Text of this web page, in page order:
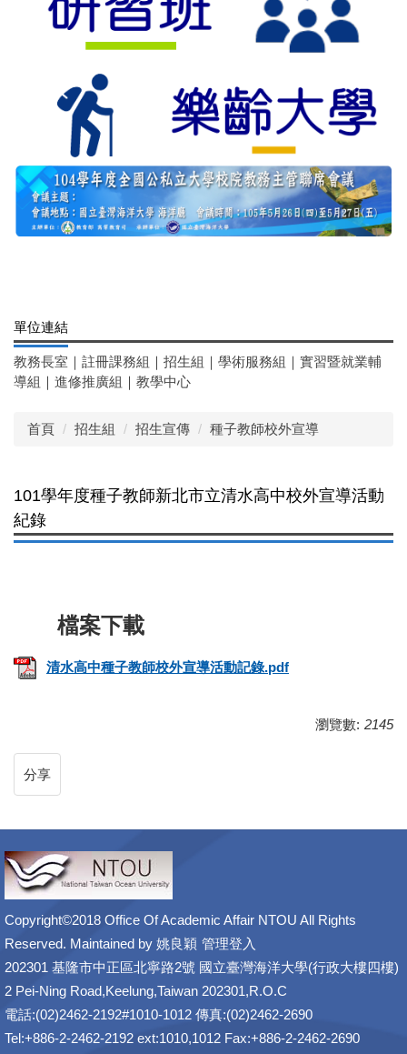
單位連結
教務長室 ｜ 註冊課務組 ｜ 招生組 ｜ 學術服務組 ｜ 實習暨就業輔
導組 ｜ 進修推廣組 ｜ 教學中心
首頁 招生組 招生宣傳 種子教師校外宣導
101學年度種子教師新北市立清水高中校外宣導活動
紀錄
清水高中種子教師校外宣導活動記錄.pdf
瀏覽數: 2145
分享
Copyright©2018 Office Of Academic Affair NTOU All Rights
Reserved. Maintained by 姚良穎 管理登入
202301 基隆市中正區北寧路2號 國立臺灣海洋大學(行政大樓四樓)
2 Pei-Ning Road,Keelung,Taiwan 202301,R.O.C
電話:(02)2462-2192#1010-1012 傳真:(02)2462-2690
Tel:+886-2-2462-2192 ext:1010,1012 Fax:+886-2-2462-2690